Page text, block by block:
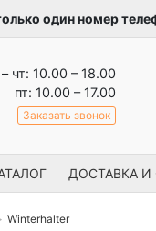
один номер
чт: 10.00 – 18.00
пт: 10.00 – 17.00
Заказать звонок
ДОСТАВКА И
Winterhalter